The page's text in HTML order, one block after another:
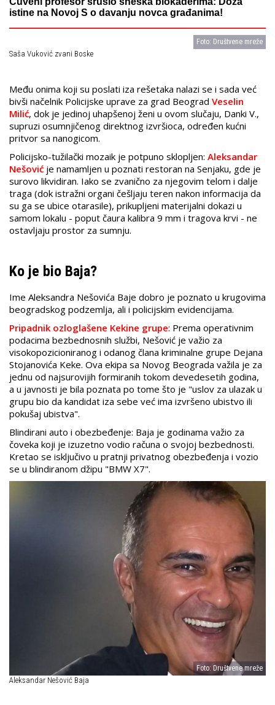
istine na Novoj S o davanju novca građanima!
Foto: Društvene mreže
Saša Vuković zvani Boske
Među onima koji su poslati iza rešetaka nalazi se i sada već
bivši načelnik Policijske uprave za grad Beograd Veselin
Milić, dok je jedinoj uhapšenoj ženi u ovom slučaju, Danki V.,
supruzi osumnjičenog direktnog izvršioca, određen kućni
pritvor sa nanogicom.
Policijsko-tužilački mozaik je potpuno sklopljen: Aleksandar
Nešović je namamljen u poznati restoran na Senjaku, gde je
surovo likvidiran. Iako se zvanično za njegovim telom i dalje
traga (dok istražni organi češljaju teren nakon informacija da
su ga se ubice otarasile), prikupljeni materijalni dokazi u
samom lokalu - poput čaura kalibra 9 mm i tragova krvi - ne
ostavljaju prostor za sumnju.
Ko je bio Baja?
Ime Aleksandra Nešovića Baje dobro je poznato u krugovima
beogradskog podzemlja, ali i policijskim evidencijama.
Pripadnik ozloglašene Kekine grupe: Prema operativnim
podacima bezbednosnih službi, Nešović je važio za
visokopozicioniranog i odanog člana kriminalne grupe Dejana
Stojanovića Keke. Ova ekipa sa Novog Beograda važila je za
jednu od najsurovijih formiranih tokom devedesetih godina,
a u javnosti je bila poznata po tome što je "uslov za ulazak u
grupu bio da kandidat iza sebe već ima izvršeno ubistvo ili
pokušaj ubistva".
Blindirani auto i obezbeđenje: Baja je godinama važio za
čoveka koji je izuzetno vodio računa o svojoj bezbednosti.
Kretao se isključivo u pratnji privatnog obezbeđenja i vozio
se u blindiranom džipu "BMW X7".
Foto: Društvene mreže
Aleksandar Nešović Baja